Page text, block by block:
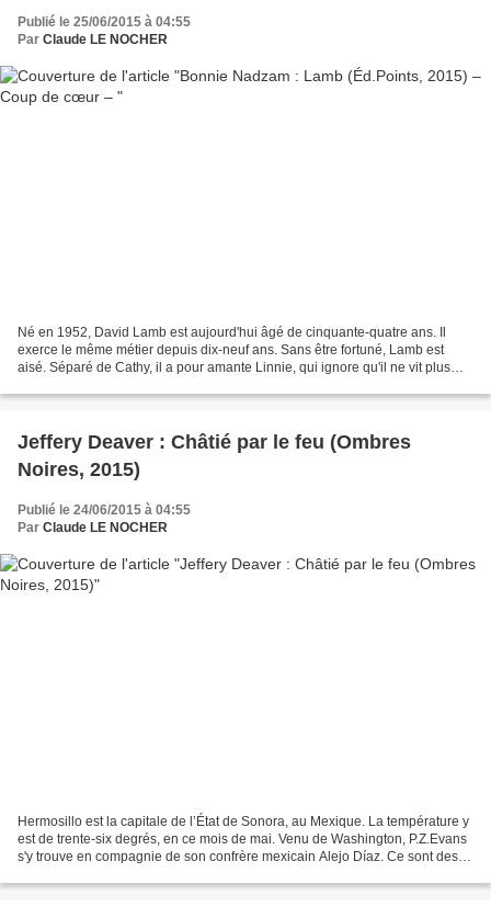
Publié le 25/06/2015 à 04:55
Par Claude LE NOCHER
Né en 1952, David Lamb est aujourd'hui âgé de cinquante-quatre ans. Il
exerce le même métier depuis dix-neuf ans. Sans être fortuné, Lamb est
aisé. Séparé de Cathy, il a pour amante Linnie, qui ignore qu'il ne vit plus
Jeffery Deaver : Châtié par le feu (Ombres
Noires, 2015)
Publié le 24/06/2015 à 04:55
Par Claude LE NOCHER
Hermosillo est la capitale de l’État de Sonora, au Mexique. La température y
est de trente-six degrés, en ce mois de mai. Venu de Washington, P.Z.Evans
s'y trouve en compagnie de son confrère mexicain Alejo Díaz. Ce sont des